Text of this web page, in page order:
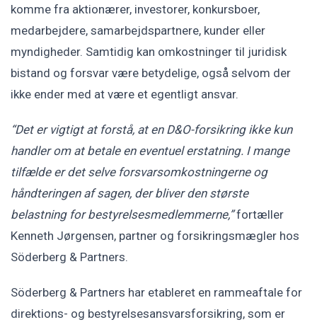
komme fra aktionærer, investorer, konkursboer,
medarbejdere, samarbejdspartnere, kunder eller
myndigheder. Samtidig kan omkostninger til juridisk
bistand og forsvar være betydelige, også selvom der
ikke ender med at være et egentligt ansvar.
“Det er vigtigt at forstå, at en D&O-forsikring ikke kun
handler om at betale en eventuel erstatning. I mange
tilfælde er det selve forsvarsomkostningerne og
håndteringen af sagen, der bliver den største
belastning for bestyrelsesmedlemmerne,”fortæller
Kenneth Jørgensen, partner og forsikringsmægler hos
Söderberg & Partners.
Söderberg & Partners har etableret en rammeaftale for
direktions- og bestyrelsesansvarsforsikring, som er